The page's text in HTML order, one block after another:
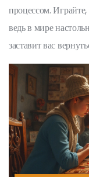
процессом.
ведь в мире
заставит вас